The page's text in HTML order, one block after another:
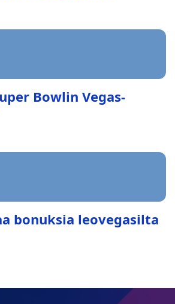
Bowlin Vegas-
bonuksia leovegasilta